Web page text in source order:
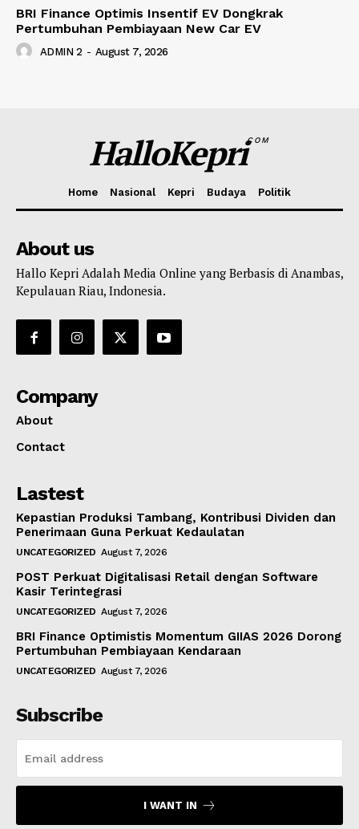
BRI Finance Optimis Insentif EV Dongkrak
Pertumbuhan Pembiayaan New Car EV
ADMIN 2 - August 7, 2026
HalloKepriCOM
Home Nasional Kepri Budaya Politik
About us
Hallo Kepri Adalah Media Online yang Berbasis di Anambas,
Kepulauan Riau, Indonesia.
Company
About
Contact
Lastest
Kepastian Produksi Tambang, Kontribusi Dividen dan
Penerimaan Guna Perkuat Kedaulatan
UNCATEGORIZED August 7, 2026
POST Perkuat Digitalisasi Retail dengan Software
Kasir Terintegrasi
UNCATEGORIZED August 7, 2026
BRI Finance Optimistis Momentum GIIAS 2026 Dorong
Pertumbuhan Pembiayaan Kendaraan
UNCATEGORIZED August 7, 2026
Subscribe
I WANT IN